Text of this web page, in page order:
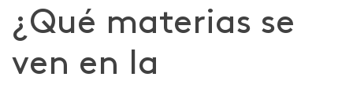
​¿Qué materias se
ven en la